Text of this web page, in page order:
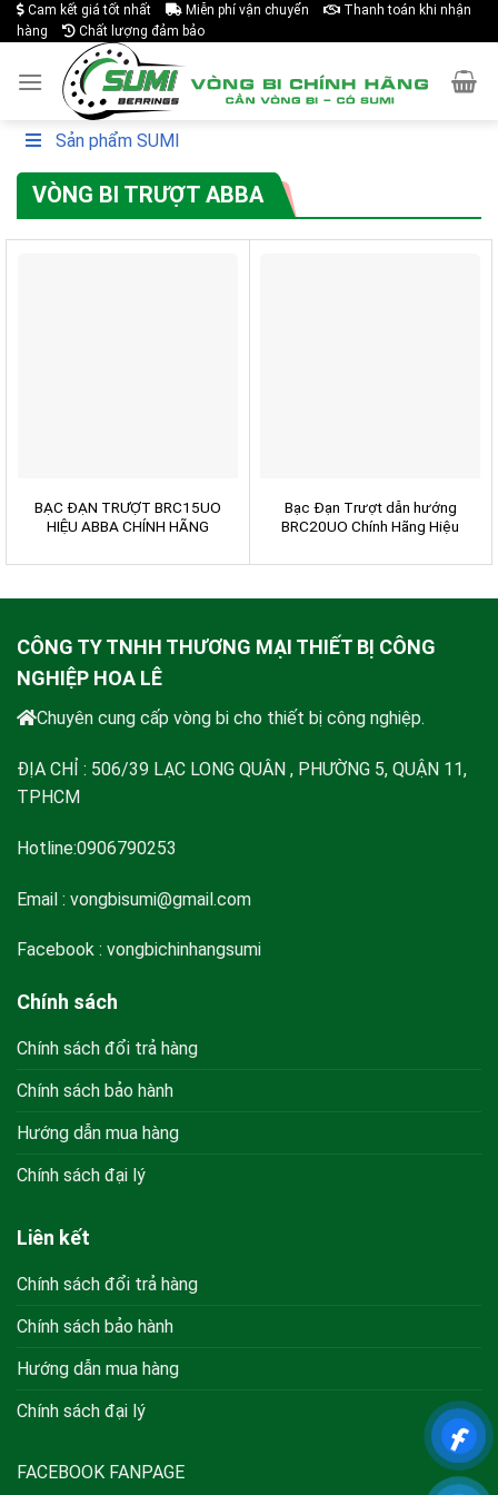
Skip
to
content
Cam kết giá tốt nhất Miễn phí vận chuyển
Thanh toán khi nhận
hàng
Chất lượng đảm bảo
Sản phẩm SUMI
VÒNG BI TRƯỢT ABBA
BẠC ĐẠN TRƯỢT BRC15UO
HIỆU ABBA CHÍNH HÃNG
Bạc Đạn Trượt dẫn hướng
BRC20UO Chính Hãng Hiệu
CÔNG TY TNHH THƯƠNG MẠI THIẾT BỊ CÔNG
NGHIỆP HOA LÊ
Chuyên cung cấp vòng bi cho thiết bị công nghiệp.
ĐỊA CHỈ : 506/39 LẠC LONG QUÂN , PHƯỜNG 5, QUẬN 11,
TPHCM
Hotline:0906790253
Email : vongbisumi@gmail.com
Facebook : vongbichinhangsumi
Chính sách
Chính sách đổi trả hàng
Chính sách bảo hành
Hướng dẫn mua hàng
Chính sách đại lý
Liên kết
Chính sách đổi trả hàng
Chính sách bảo hành
Hướng dẫn mua hàng
Chính sách đại lý
FACEBOOK FANPAGE